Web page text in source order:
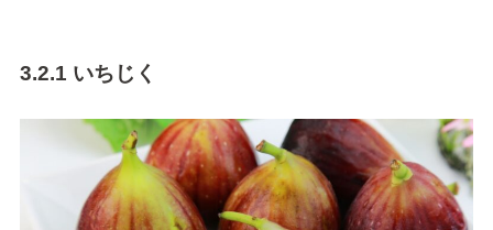
3.2.1 いちじく